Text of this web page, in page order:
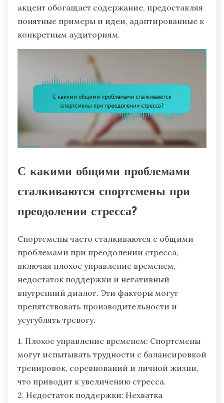
акцент обогащает содержание, предоставляя
понятные примеры и идеи, адаптированные к
конкретным аудиториям.
С какими общими проблемами
сталкиваются спортсмены при
преодолении стресса?
Спортсмены часто сталкиваются с общими
проблемами при преодолении стресса,
включая плохое управление временем,
недостаток поддержки и негативный
внутренний диалог. Эти факторы могут
препятствовать производительности и
усугублять тревогу.
1. Плохое управление временем: Спортсмены
могут испытывать трудности с балансировкой
тренировок, соревнований и личной жизни,
что приводит к увеличению стресса.
2. Недостаток поддержки: Нехватка